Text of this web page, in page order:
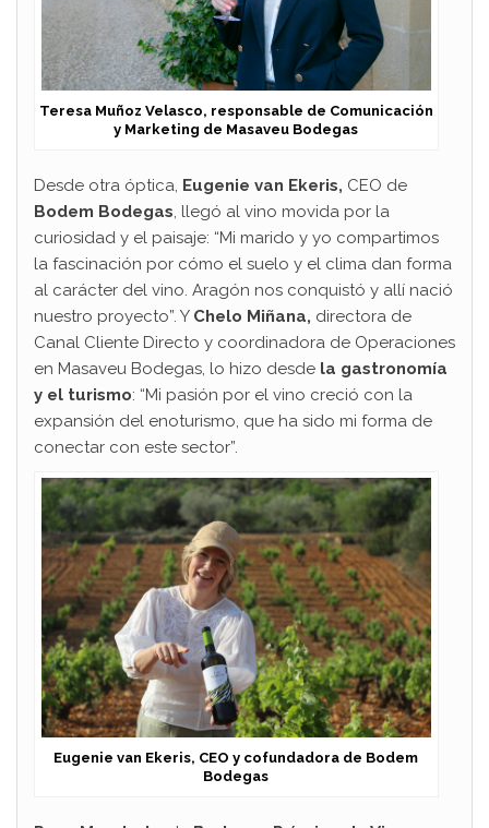
Teresa Muñoz Velasco, responsable de Comunicación
y Marketing de Masaveu Bodegas
Desde otra óptica, Eugenie van Ekeris, CEO de
Bodem Bodegas, llegó al vino movida por la
curiosidad y el paisaje: “Mi marido y yo compartimos
la fascinación por cómo el suelo y el clima dan forma
al carácter del vino. Aragón nos conquistó y allí nació
nuestro proyecto”. Y Chelo Miñana, directora de
Canal Cliente Directo y coordinadora de Operaciones
en Masaveu Bodegas, lo hizo desde la gastronomía
y el turismo: “Mi pasión por el vino creció con la
expansión del enoturismo, que ha sido mi forma de
conectar con este sector”.
Eugenie van Ekeris, CEO y cofundadora de Bodem
Bodegas